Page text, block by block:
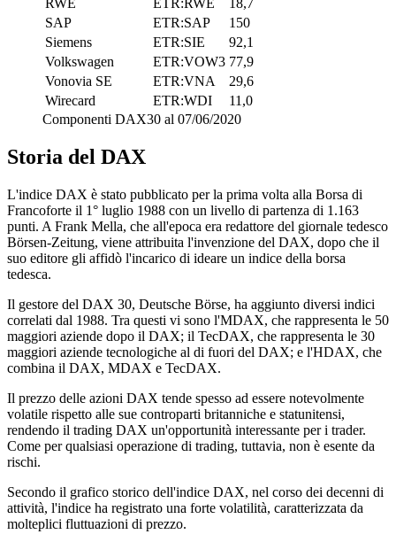
RWE ETR:RWE
18,7
SAP
ETR:SAP
150
Siemens
ETR:SIE
92,1
Volkswagen
ETR:VOW3 77,9
Vonovia SE
ETR:VNA
29,6
Wirecard
ETR:WDI
11,0
Componenti DAX30 al 07/06/2020
Storia del DAX
L'indice DAX è stato pubblicato per la prima volta alla Borsa di
Francoforte il 1° luglio 1988 con un livello di partenza di 1.163
punti. A Frank Mella, che all'epoca era redattore del giornale tedesco
Börsen-Zeitung, viene attribuita l'invenzione del DAX, dopo che il
suo editore gli affidò l'incarico di ideare un indice della borsa
tedesca.
Il gestore del DAX 30, Deutsche Börse, ha aggiunto diversi indici
correlati dal 1988. Tra questi vi sono l'MDAX, che rappresenta le 50
maggiori aziende dopo il DAX; il TecDAX, che rappresenta le 30
maggiori aziende tecnologiche al di fuori del DAX; e l'HDAX, che
combina il DAX, MDAX e TecDAX.
Il prezzo delle azioni DAX tende spesso ad essere notevolmente
volatile rispetto alle sue controparti britanniche e statunitensi,
rendendo il trading DAX un'opportunità interessante per i trader.
Come per qualsiasi operazione di trading, tuttavia, non è esente da
rischi.
Secondo il grafico storico dell'indice DAX, nel corso dei decenni di
attività, l'indice ha registrato una forte volatilità, caratterizzata da
molteplici fluttuazioni di prezzo.